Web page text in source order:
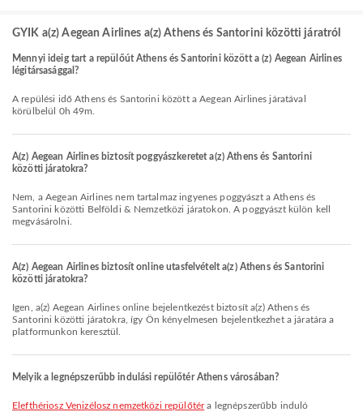
GYIK a(z) Aegean Airlines a(z) Athens és Santorini közötti járatról
Mennyi ideig tart a repülőút Athens és Santorini között a (z) Aegean Airlines
légitársasággal?
A repülési idő Athens és Santorini között a Aegean Airlines járatával
körülbelül 0h 49m.
A(z) Aegean Airlines biztosít poggyászkeretet a(z) Athens és Santorini
közötti járatokra?
Nem, a Aegean Airlines nem tartalmaz ingyenes poggyászt a Athens és
Santorini közötti Belföldi & Nemzetközi járatokon. A poggyászt külön kell
megvásárolni.
A(z) Aegean Airlines biztosít online utasfelvételt a(z) Athens és Santorini
közötti járatokra?
Igen, a(z) Aegean Airlines online bejelentkezést biztosít a(z) Athens és
Santorini közötti járatokra, így Ön kényelmesen bejelentkezhet a járatára a
platformunkon keresztül.
Melyik a legnépszerűbb indulási repülőtér Athens városában?
Elefthériosz Venizélosz nemzetközi repülőtéra legnépszerűbb induló